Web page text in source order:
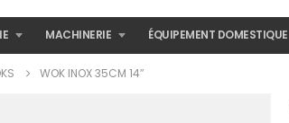
MACHINERIE ÉQUIPEMENT DOMESTIQUE
WOK INOX 35CM 14″